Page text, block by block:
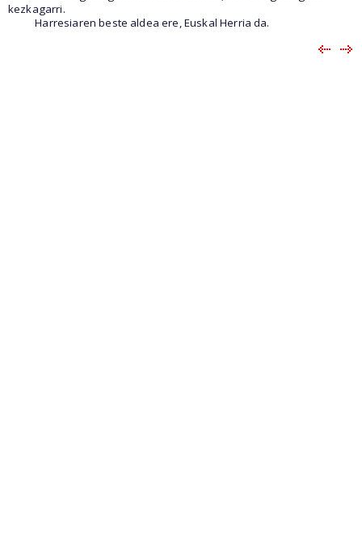
kezkagarri.
Harresiaren beste aldea ere, Euskal Herria da.